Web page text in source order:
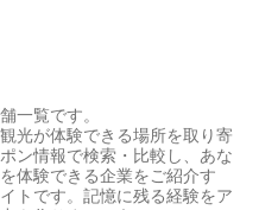
一覧です。
光が体験できる場所を取り寄
ン情報で検索・比較し、あな
体験できる企業をご紹介す
トです。記憶に残る経験をア